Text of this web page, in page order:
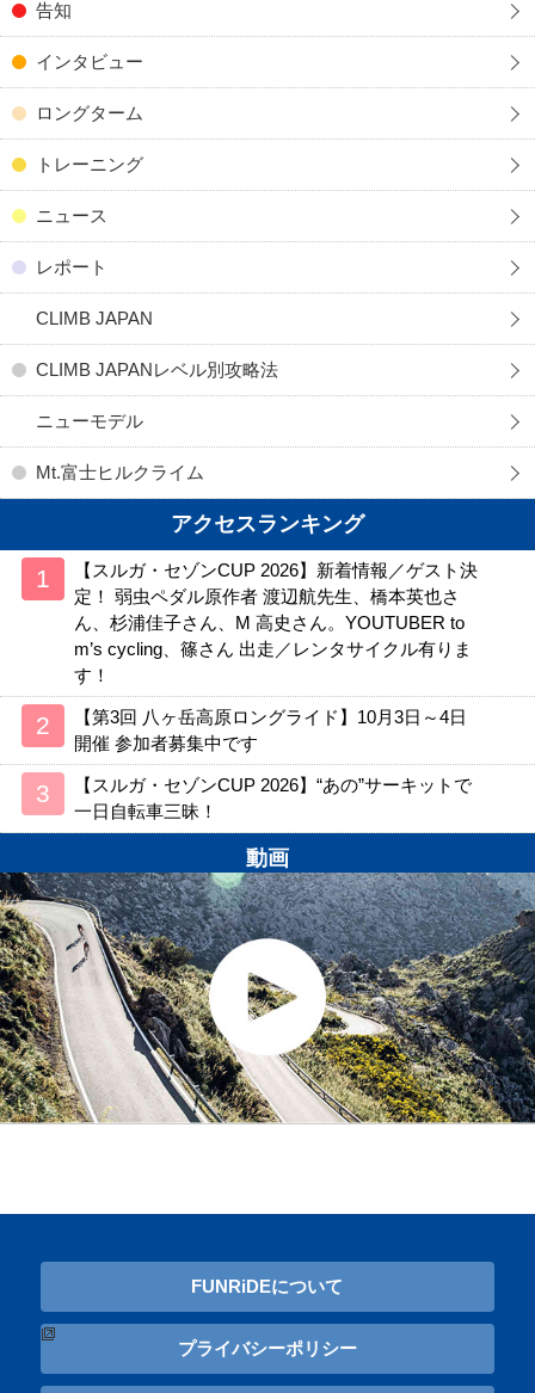
告知
インタビュー
ロングターム
トレーニング
ニュース
レポート
CLIMB JAPAN
CLIMB JAPANレベル別攻略法
ニューモデル
Mt.富士ヒルクライム
アクセスランキング
【スルガ・セゾンCUP 2026】新着情報／ゲスト決
定！ 弱虫ペダル原作者 渡辺航先生、橋本英也さ
ん、杉浦佳子さん、M 高史さん。YOUTUBER to
m’s cycling、篠さん 出走／レンタサイクル有りま
す！
【第3回 八ヶ岳高原ロングライド】10月3日～4日
開催 参加者募集中です
【スルガ・セゾンCUP 2026】“あの”サーキットで
一日自転車三昧！
動画
FUNRiDEについて
プライバシーポリシー